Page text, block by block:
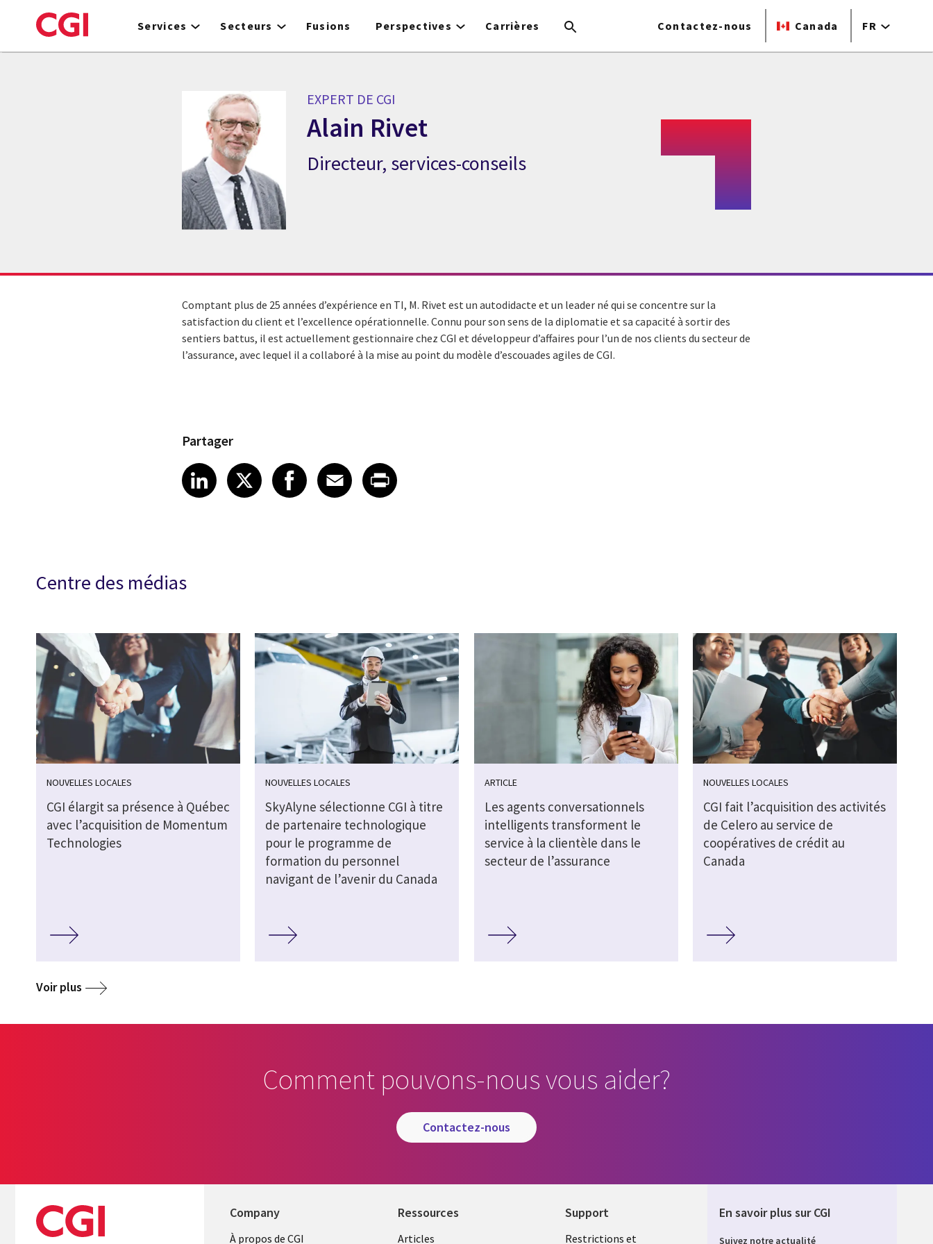
to
Services Secteurs Fusions Perspectives Carrières Contactez-nous Canada FR
EXPERT DE CGI
Alain Rivet
Expert de CGI Alain Rivet
Directeur, services-conseils
Comptant plus de 25 années d’expérience en TI, M. Rivet est un autodidacte et un leader né qui se concentre sur la
satisfaction du client et l’excellence opérationnelle. Connu pour son sens de la diplomatie et sa capacité à sortir des
sentiers battus, il est actuellement gestionnaire chez CGI et développeur d’affaires pour l’un de nos clients du secteur de
l’assurance, avec lequel il a collaboré à la mise au point du modèle d’escouades agiles de CGI.
Partager
Share article on LinkedIn
LinkedIn
Share article on X
XShare article on Facebook
Facebook
Share article on Email
Email
Share article on Print
Centre des médias
NOUVELLES LOCALES
CGI élargit sa présence à Québec
avec l’acquisition de Momentum
Technologies
NOUVELLES LOCALES
SkyAlyne sélectionne CGI à titre
de partenaire technologique
pour le programme de
formation du personnel
navigant de l’avenir du Canada
ARTICLE
Les agents conversationnels
intelligents transforment le
service à la clientèle dans le
secteur de l’assurance
NOUVELLES LOCALES
CGI fait l’acquisition des activités
de Celero au service de
coopératives de crédit au
Canada
Voir plus
Comment pouvons-nous vous aider?
contactez-nous
Company
À propos de CGI
Ressources
Articles
Support
Restrictions et
En savoir plus sur CGI
Suivez notre actualité